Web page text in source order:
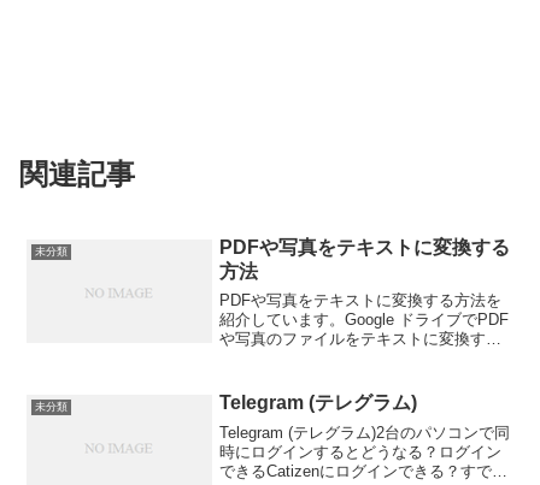
関連記事
未分類
PDFや写真をテキストに変換する
方法
PDFや写真をテキストに変換する方法を
紹介しています。Google ドライブでPDF
や写真のファイルをテキストに変換する
（.jpeg、.png、.gif）を変換できま...
未分類 Telegram (テレグラム)
Telegram (テレグラム)2台のパソコンで同
時にログインするとどうなる？ログイン
できるCatizenにログインできる？すでに